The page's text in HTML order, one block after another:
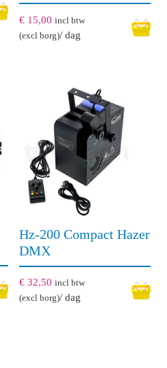
€ 15,00 incl btw
(excl borg)/ dag
Hz-200 Compact Hazer
DMX
€ 32,50 incl btw
(excl borg)/ dag